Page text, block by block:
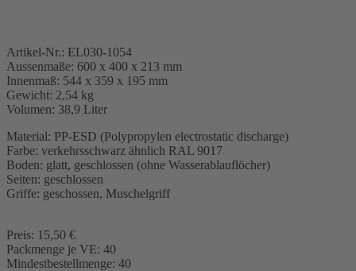
Artikel-Nr.: EL030-1054
Aussenmaße: 600 x 400 x 213 mm
Innenmaß: 544 x 359 x 195 mm
Gewicht: 2,54 kg
Volumen: 38,9 Liter
Material: PP-ESD (Polypropylen electrostatic discharge)
Farbe: verkehrsschwarz ähnlich RAL 9017
Boden: glatt, geschlossen (ohne Wasserablauflöcher)
Seiten: geschlossen
Griffe: geschossen, Muschelgriff
Preis: 15,50 €
Packmenge je VE: 40
Mindestbestellmenge: 40